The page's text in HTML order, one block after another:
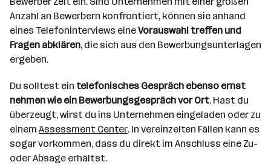
Anzahl an Bewerbern konfrontiert, können sie anhand
eines Telefoninterviews eineVorauswahl treffen und
Fragen abklären, die sich aus den Bewerbungsunterlagen
ergeben.
Du solltest ein telefonisches Gespräch ebenso ernst
nehmen wie ein Bewerbungsgespräch vor Ort. Hast du
überzeugt, wirst du ins Unternehmen eingeladen oder zu
einem Assessment Center. In vereinzelten Fällen kann es
sogar vorkommen, dass du direkt im Anschluss eine Zu-
oder Absage erhältst.